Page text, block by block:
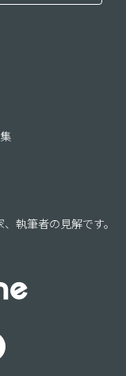
執筆者の見解です。